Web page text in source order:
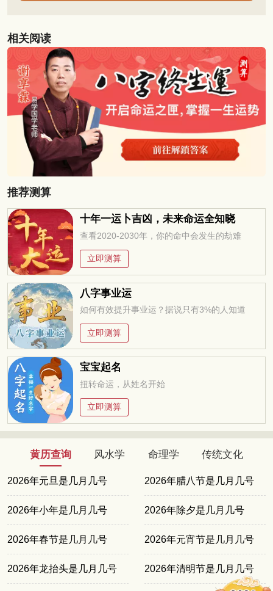
相关阅读
推荐测算
十年一运卜吉凶，未来命运全知晓
查看2020-2030年，你的命中会发生的劫难
立即测算
八字事业运
如何有效提升事业运？据说只有3%的人知道
立即测算
宝宝起名
扭转命运，从姓名开始
立即测算
黄历查询 风水学 命理学 传统文化
2026年元旦是几月几号 2026年腊八节是几月几号
2026年小年是几月几号 2026年除夕是几月几号
2026年春节是几月几号 2026年元宵节是几月几号
2026年龙抬头是几月几号 2026年清明节是几月几号